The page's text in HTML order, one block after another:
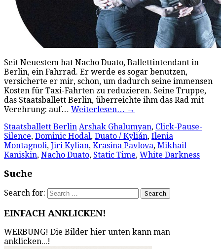
Seit Neuestem hat Nacho Duato, Ballettintendant in
Berlin, ein Fahrrad. Er werde es sogar benutzen,
versicherte er mir, schon, um dadurch seine immensen
Kosten für Taxi-Fahrten zu reduzieren. Seine Truppe,
das Staatsballett Berlin, überreichte ihm das Rad mit
Verehrung: auf… Weiterlesen… →
Staatsballett Berlin Arshak Ghalumyan, Click-Pause-
Silence, Dominic Hodal, Duato / Kylián, Ilenia
Montagnoli, Jiri Kylian, Krasina Pavlova, Mikhail
Kaniskin, Nacho Duato, Static Time, White Darkness
Suche
Search for:
EINFACH ANKLICKEN!
WERBUNG! Die Bilder hier unten kann man
anklicken...!